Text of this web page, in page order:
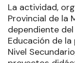
La actividad,
Provincial de la
dependiente
Educación de
Nivel